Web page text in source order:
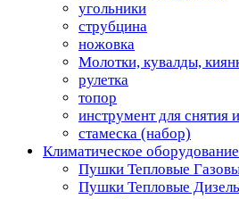
угольники
струбцина
ножовка
Молотки, кувалды,
рулетка
топор
инструмент для снятия
стамеска (набор)
Климатическое оборудование
Пушки Тепловые
Пушки Тепловые